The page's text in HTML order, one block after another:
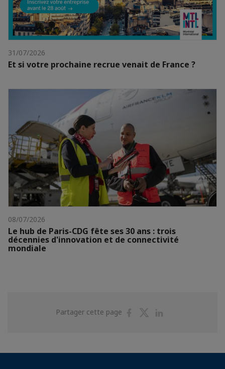
31/07/2026
Et si votre prochaine recrue venait de France ?
08/07/2026
Le hub de Paris-CDG fête ses 30 ans : trois
décennies d'innovation et de connectivité
mondiale
Partager cette page
PartagerPartager